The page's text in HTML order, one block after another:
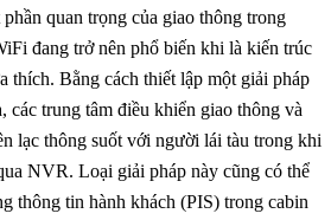
quan trọng của giao thông trong
đang trở nên phổ biến khi là kiến trúc
thích. Bằng cách thiết lập một giải pháp
các trung tâm điều khiển giao thông và
lạc thông suốt với người lái tàu trong khi
NVR. Loại giải pháp này cũng có thể
thông tin hành khách (PIS) trong cabin